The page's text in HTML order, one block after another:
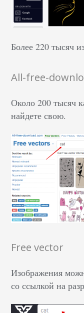
Более 220 тысяч
All-free-
Около 200 тысяч
найдете свою.
Free vector
Изображения
со ссылкой на